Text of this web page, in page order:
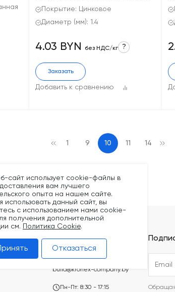
Покрытие: Цинковое
Диаметр (мм): 1.4
Добавить к сравнению
4.03 BYN без НДС/кг ?
Заказать
1 9 10 11 14
Контакты
+375 (44) 749-20-73
build@kronex-company.by
Пн-Пт: 8:30 - 17:15
сайт использует cookie-файлы в
вам лучшего
опыта на нашем сайте.
использовать данный сайт, вы
с использованием нами cookie-
получения дополнительной
см. Политика Cookie.
Принять Отказаться